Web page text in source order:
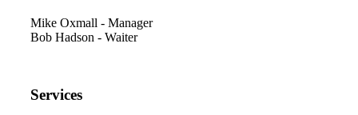
Mike Oxmall - Manager
Bob Hadson - Waiter
Services